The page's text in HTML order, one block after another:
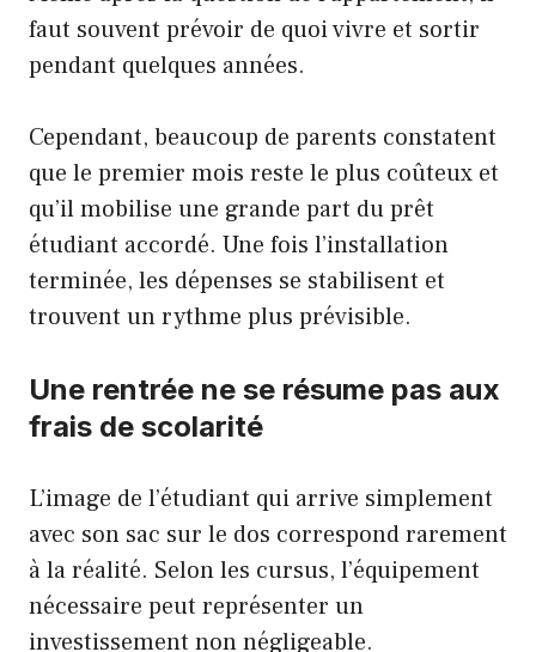
faut souvent prévoir de quoi vivre et sortir
pendant quelques années.
Cependant, beaucoup de parents constatent
que le premier mois reste le plus coûteux et
qu’il mobilise une grande part du prêt
étudiant accordé. Une fois l’installation
terminée, les dépenses se stabilisent et
trouvent un rythme plus prévisible.
Une rentrée ne se résume pas aux
frais de scolarité
L’image de l’étudiant qui arrive simplement
avec son sac sur le dos correspond rarement
à la réalité. Selon les cursus, l’équipement
nécessaire peut représenter un
investissement non négligeable.